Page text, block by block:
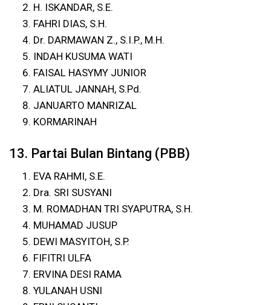
H. ISKANDAR, S.E.
FAHRI DIAS, S.H.
Dr. DARMAWAN Z., S.I.P., M.H.
INDAH KUSUMA WATI
FAISAL HASYMY JUNIOR
ALIATUL JANNAH, S.Pd.
JANUARTO MANRIZAL
KORMARINAH
13. Partai Bulan Bintang (PBB)
EVA RAHMI, S.E.
Dra. SRI SUSYANI
M. ROMADHAN TRI SYAPUTRA, S.H.
MUHAMAD JUSUP
DEWI MASYITOH, S.P.
FIFITRI ULFA
ERVINA DESI RAMA
YULANAH USNI